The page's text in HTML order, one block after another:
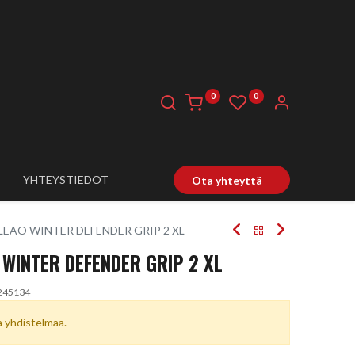
0 0
YHTEYSTIEDOT Ota yhteyttä
WINTER DEFENDER GRIP 2 XL
DEFENDER GRIP 2 XL
yhdistelmää.